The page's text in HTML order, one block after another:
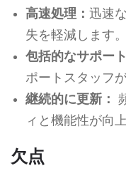
高速処理： 迅速
失を軽減します。
包括的なサポート
ポートスタッフ
継続的に更新：
ィと機能性が向上
欠点